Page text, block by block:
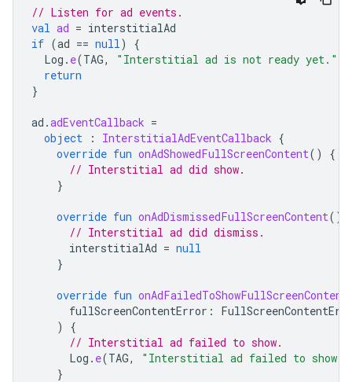
// Listen for ad events.
val ad = interstitialAd
if (ad == null)
{
Log . e(TAG, "Interstitial ad is not ready yet."
return
}
ad .adEventCallback =
object
: InterstitialAdEventCallback {
override fun onAdShowedFullScreenContent()
{
// Interstitial ad did show.
}
override fun onAdDismissedFullScreenContent()
// Interstitial ad did dismiss.
interstitialAd = null
}
override fun onAdFailedToShowFullScreenContent
fullScreenContentError :
)
{
// Interstitial ad failed to show.
Log . e(TAG, "Interstitial ad failed to show:
}